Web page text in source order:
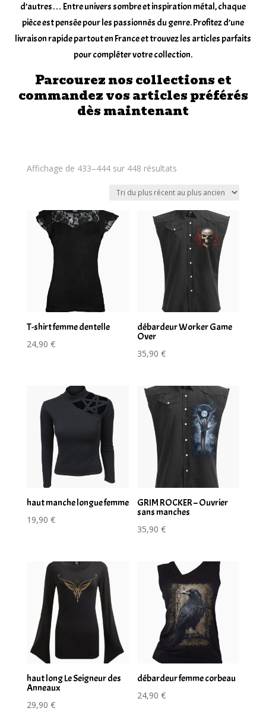
d’autres… Entre univers sombre et inspiration métal, chaque
pièce est pensée pour les passionnés du genre. Profitez d’une
livraison rapide partout en France et trouvez les articles parfaits
pour compléter votre collection.
Parcourez nos collections et
commandez vos articles préférés
dès maintenant
Affichage de 433–444 sur 448 résultatsTrié
plus
récent
au
plus
ancien
T-shirt femme dentelle
24,90 €
débardeur Worker Game
Over
35,90€
haut manche longue femme
19,90 €
GRIM ROCKER – Ouvrier
sans manches
35,90€
haut long Le Seigneur des
Anneaux
29,90 €
débardeur femme corbeau
24,90€